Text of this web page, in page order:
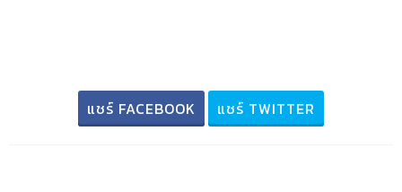
แชร์ FACEBOOK แชร์ TWITTER